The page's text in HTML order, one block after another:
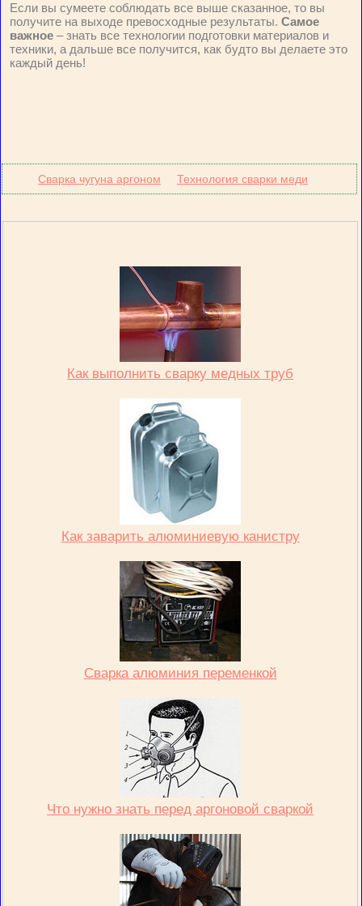
Если вы сумеете соблюдать все выше сказанное, то вы
получите на выходе превосходные результаты. Самое
важное – знать все технологии подготовки материалов и
техники, а дальше все получится, как будто вы делаете это
каждый день!
Сварка чугуна аргоном Технология сварки меди
Как выполнить сварку медных труб
Как заварить алюминиевую канистру
Сварка алюминия переменкой
Что нужно знать перед аргоновой сваркой